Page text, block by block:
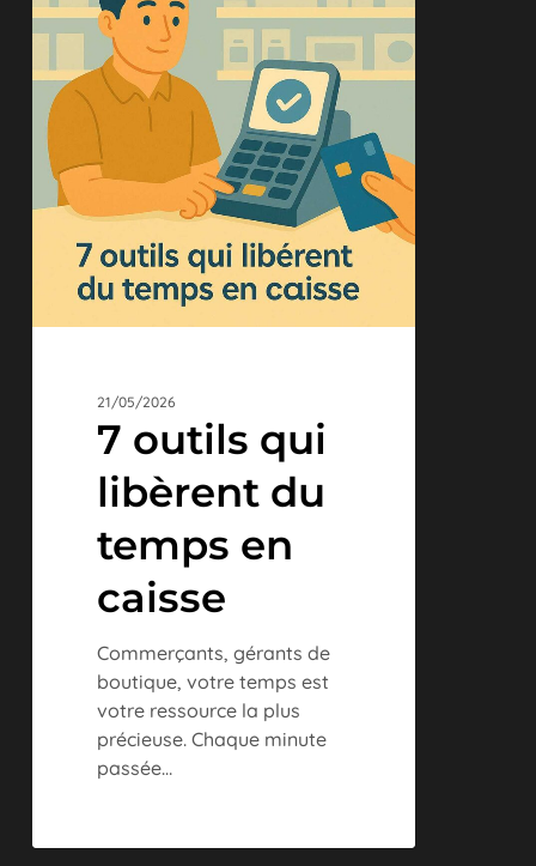
qui
du
temps
en
caisse
21/05/2026
7 outils qui
libèrent du
temps en
caisse
Commerçants, gérants de
boutique, votre temps est
votre ressource la plus
précieuse. Chaque minute
passée…